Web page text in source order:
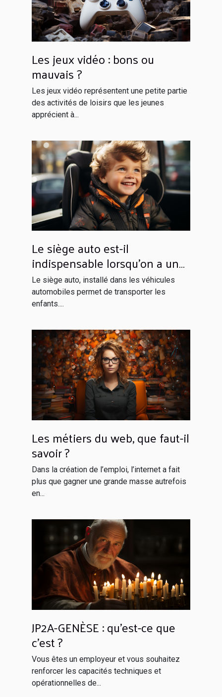
Les jeux vidéo : bons ou
mauvais ?
Les jeux vidéo représentent une petite partie
des activités de loisirs que les jeunes
apprécient à...
Le siège auto est-il
indispensable lorsqu’on a un
enfant à bord ?
Le siège auto, installé dans les véhicules
automobiles permet de transporter les
enfants....
Les métiers du web, que faut-il
savoir ?
Dans la création de l’emploi, l’internet a fait
plus que gagner une grande masse autrefois
en...
JP2A-GENÈSE : qu’est-ce que
c’est ?
Vous êtes un employeur et vous souhaitez
renforcer les capacités techniques et
opérationnelles de...